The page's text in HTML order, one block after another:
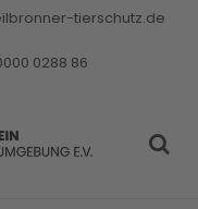
tierschutz.de
0288 86